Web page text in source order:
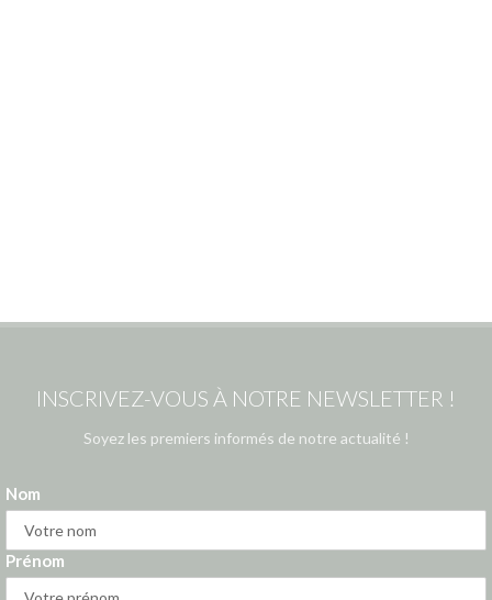
INSCRIVEZ-VOUS À NOTRE NEWSLETTER !
Soyez les premiers informés de notre actualité !
Nom
Prénom